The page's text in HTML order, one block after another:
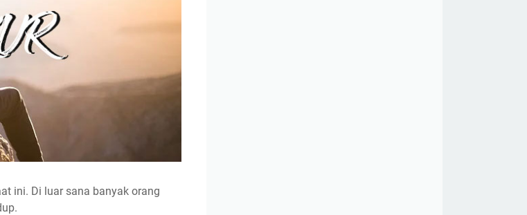
ini. Di luar sana banyak orang